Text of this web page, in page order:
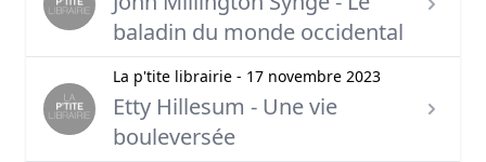
baladin du monde occidental
La p'tite librairie - 17 novembre 2023
Etty Hillesum - Une vie
bouleversée